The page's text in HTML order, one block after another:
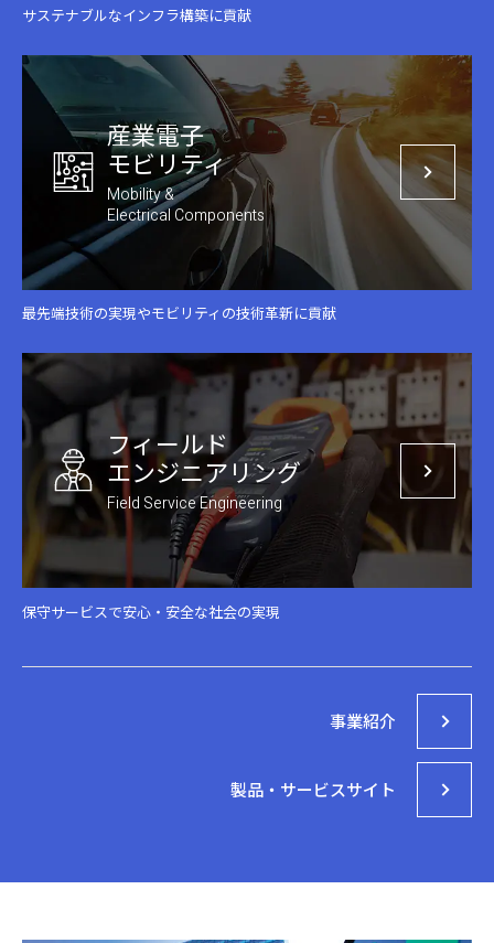
サステナブルなインフラ構築に貢献
産業電⼦
モビリティ
Mobility &
Electrical Components
最先端技術の実現やモビリティの技術革新に貢献
フィールド
エンジニアリング
Field Service Engineering
保守サービスで安心・安全な社会の実現
事業紹介
製品・サービスサイト